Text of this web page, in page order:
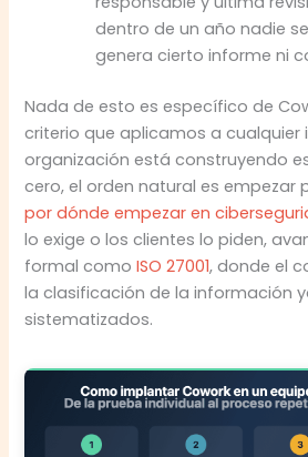
dentro de un año nadie
genera cierto informe ni
Nada de esto es específico de
criterio que aplicamos a cualquier
organización está construyendo
cero, el orden natural es empezar
por dónde empezar en
lo exige o los clientes lo piden,
formal comoISO 27001, donde el
la clasificación de la información
sistematizados.